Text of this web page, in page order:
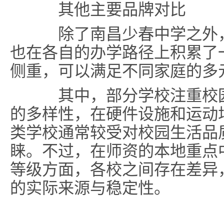
其他主要品牌对比
除了南昌少春中学之外
也在各自的办学路径上积累
侧重，可以满足不同家庭的多
其中，部分学校注重校
的多样性，在硬件设施和运
类学校通常较受对校园生活
睐。不过，在师资的本地重
等级方面，各校之间存在差
的实际来源与稳定性。